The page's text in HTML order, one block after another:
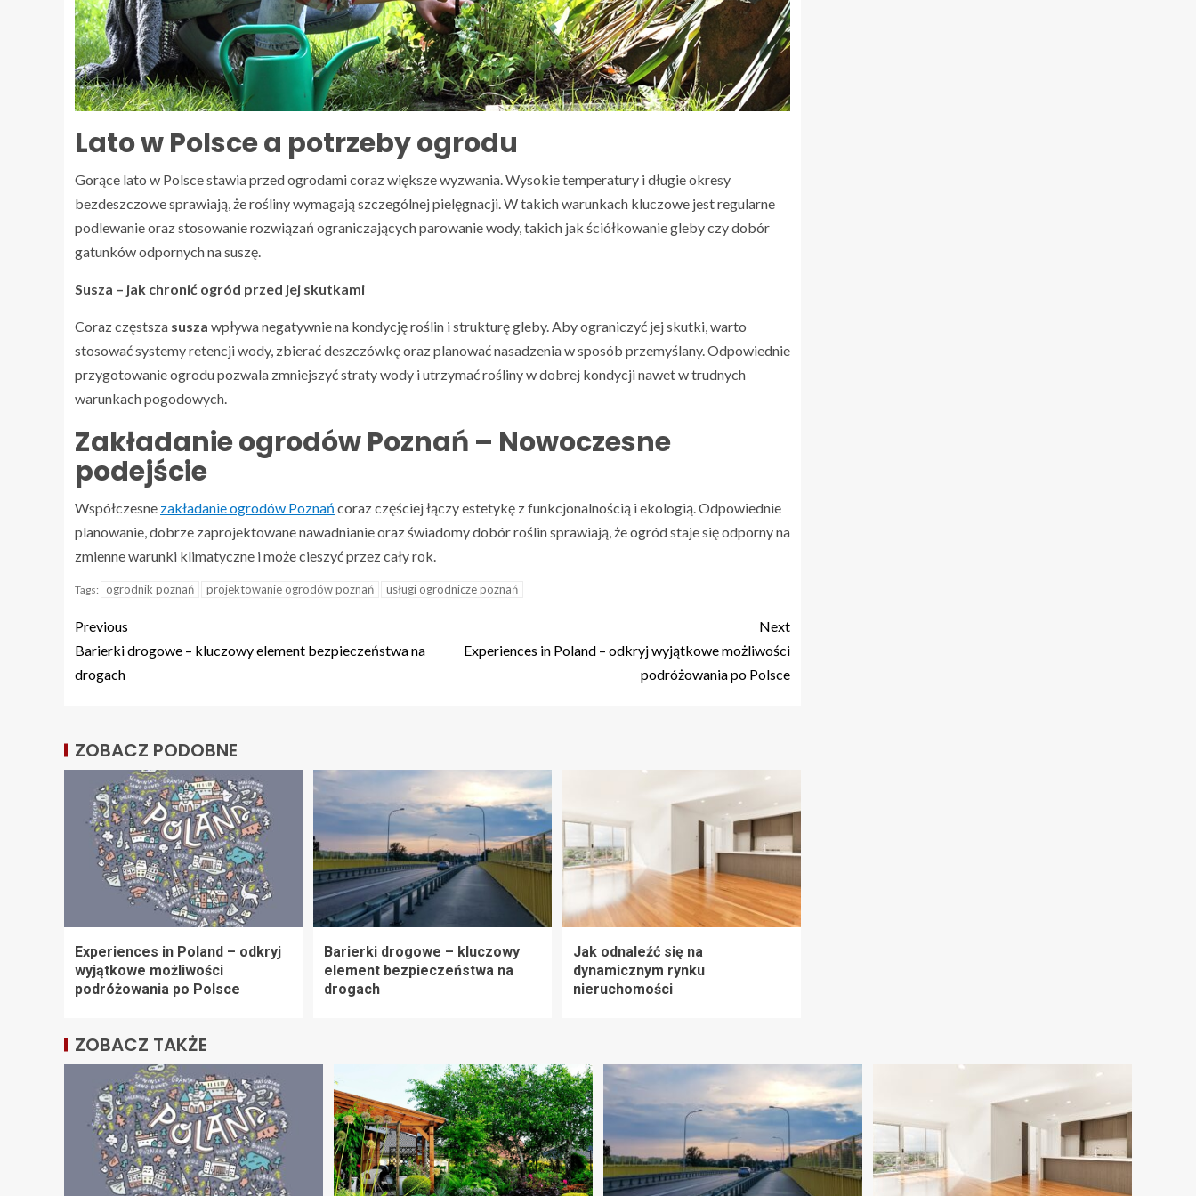
Lato w Polsce a potrzeby ogrodu
Gorące lato w Polsce stawia przed ogrodami coraz większe wyzwania. Wysokie temperatury i długie okresy
bezdeszczowe sprawiają, że rośliny wymagają szczególnej pielęgnacji. W takich warunkach kluczowe jest regularne
podlewanie oraz stosowanie rozwiązań ograniczających parowanie wody, takich jak ściółkowanie gleby czy dobór
gatunków odpornych na suszę.
Susza – jak chronić ogród przed jej skutkami
Coraz częstsza susza wpływa negatywnie na kondycję roślin i strukturę gleby. Aby ograniczyć jej skutki, warto
stosować systemy retencji wody, zbierać deszczówkę oraz planować nasadzenia w sposób przemyślany. Odpowiednie
przygotowanie ogrodu pozwala zmniejszyć straty wody i utrzymać rośliny w dobrej kondycji nawet w trudnych
warunkach pogodowych.
Zakładanie ogrodów Poznań – Nowoczesne
podejście
Współczesne zakładanie ogrodów Poznań coraz częściej łączy estetykę z funkcjonalnością i ekologią. Odpowiednie
planowanie, dobrze zaprojektowane nawadnianie oraz świadomy dobór roślin sprawiają, że ogród staje się odporny na
zmienne warunki klimatyczne i może cieszyć przez cały rok.
Tags: ogrodnik poznań projektowanie ogrodów poznań usługi ogrodnicze poznań
Previous
Barierki drogowe – kluczowy element bezpieczeństwa na
drogach
Next
Experiences in Poland – odkryj wyjątkowe możliwości
podróżowania po Polsce
ZOBACZ PODOBNE
Experiences in Poland – odkryj
wyjątkowe możliwości
podróżowania po Polsce
Barierki drogowe – kluczowy
element bezpieczeństwa na
drogach
Jak odnaleźć się na
dynamicznym rynku
nieruchomości
ZOBACZ TAKŻE